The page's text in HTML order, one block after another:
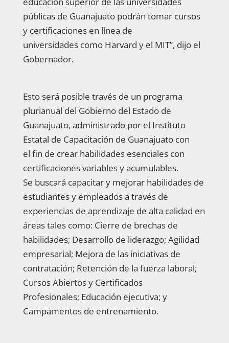
públicas de Guanajuato podrán tomar cursos
y certificaciones en línea de
universidades como Harvard y el MIT”, dijo el
Gobernador.
Esto será posible través de un programa
plurianual del Gobierno del Estado de
Guanajuato, administrado por el Instituto
Estatal de Capacitación de Guanajuato con
el fin de crear habilidades esenciales con
certificaciones variables y acumulables.
Se buscará capacitar y mejorar habilidades de
estudiantes y empleados a través de
experiencias de aprendizaje de alta calidad en
áreas tales como: Cierre de brechas de
habilidades; Desarrollo de liderazgo; Agilidad
empresarial; Mejora de las iniciativas de
contratación; Retención de la fuerza laboral;
Cursos Abiertos y Certificados
Profesionales; Educación ejecutiva; y
Campamentos de entrenamiento.